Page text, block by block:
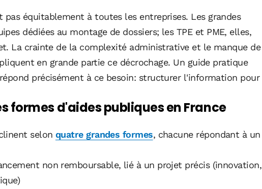
équitablement à toutes les entreprises. Les grandes
dédiées au montage de dossiers; les TPE et PME, elles,
La crainte de la complexité administrative et le manque de
en grande partie ce décrochage. Un guide pratique
précisément à ce besoin: structurer l'information pour
formes d'aides publiques en France
selon quatre grandes formes, chacune répondant à un
non remboursable, lié à un projet précis (innovation,